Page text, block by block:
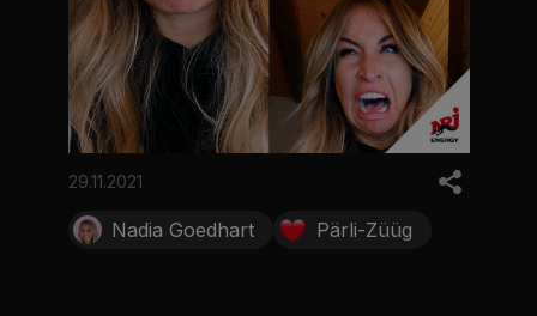
29.11.2021
Nadia Goedhart Pärli-Züüg